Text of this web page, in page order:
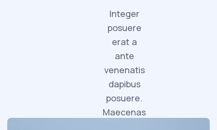
Integer
posuere
erat a
ante
venenatis
dapibus
posuere.
Maecenas